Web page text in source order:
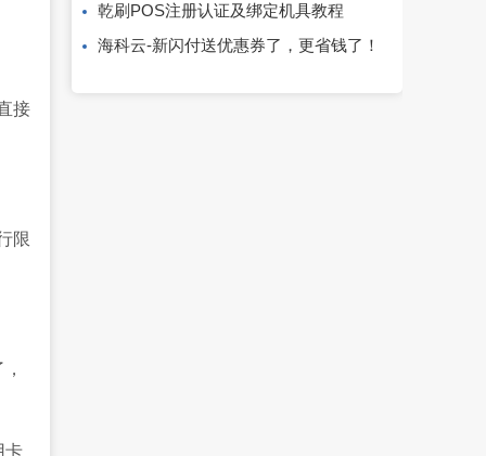
接
限
卡
乾刷POS注册认证及绑定机具教程
海科云-新闪付送优惠券了，更省钱了！